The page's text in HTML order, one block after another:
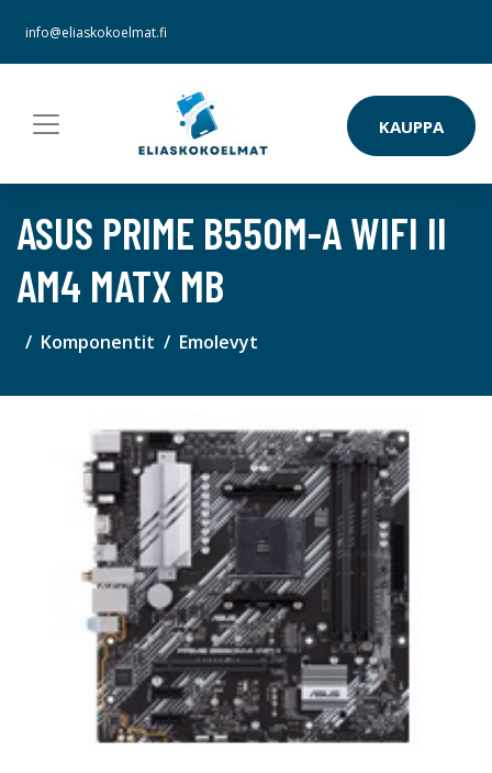
info@eliaskokoelmat.fi
KAUPPA
ASUS PRIME B550M-A WIFI II
AM4 MATX MB
Komponentit Emolevyt